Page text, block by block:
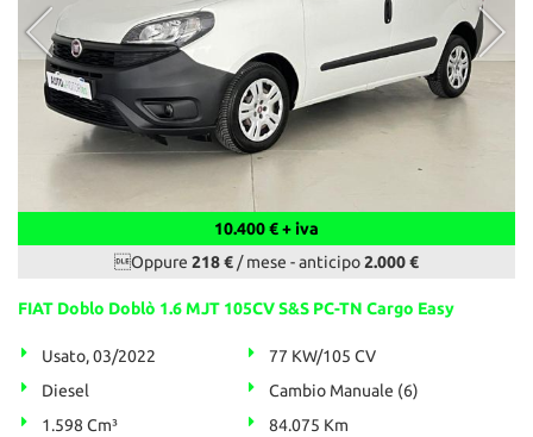
10.400 € + iva
Oppure 218 €/ mese -anticipo2.000 €
FIAT Doblo Doblò 1.6 MJT 105CV S&S PC-TN Cargo Easy
Usato, 03/2022
77 KW/105 CV
Diesel
Cambio Manuale (6)
1.598 Cm³
84.075 Km